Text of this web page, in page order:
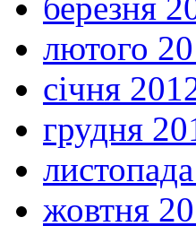
лютого
січня
грудня
жовтня